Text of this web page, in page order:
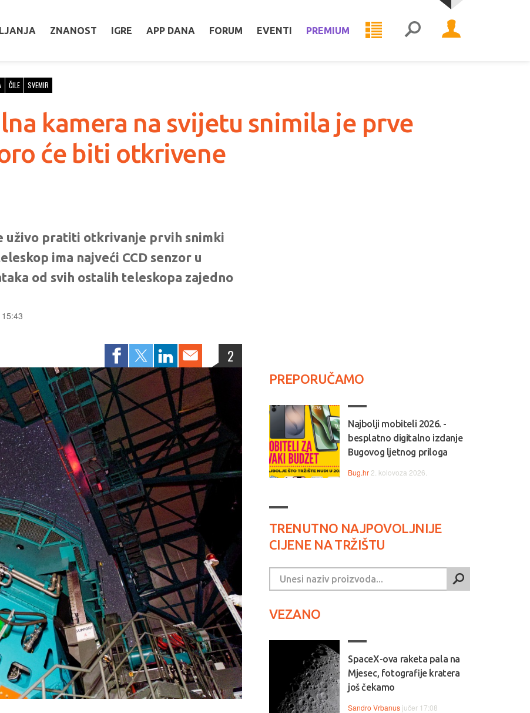
ZNANOST IGRE APP DANA FORUM EVENTI PREMIUM
ČILE SVEMIR
kamera na svijetu snimila je prve
će biti otkrivene
uživo pratiti otkrivanje prvih snimki
ima najveći CCD senzor u
od svih ostalih teleskopa zajedno
2
PREPORUČAMO
Najbolji mobiteli 2026. -
besplatno digitalno izdanje
Bugovog ljetnog priloga
Bug.hr 2. kolovoza 2026.
TRENUTNO NAJPOVOLJNIJE
CIJENE NA TRŽIŠTU
VEZANO
SpaceX-ova raketa pala na
Mjesec, fotografije kratera
još čekamo
Sandro Vrbanus jučer 17:08